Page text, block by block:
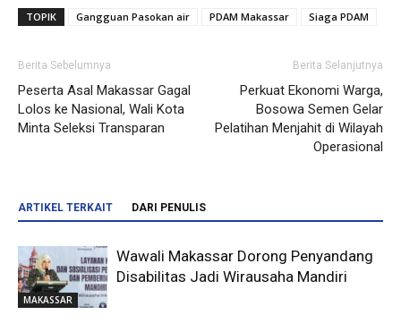
TOPIK Gangguan Pasokan air PDAM Makassar Siaga PDAM
Berita Sebelumnya
Peserta Asal Makassar Gagal
Lolos ke Nasional, Wali Kota
Minta Seleksi Transparan
Berita Selanjutnya
Perkuat Ekonomi Warga,
Bosowa Semen Gelar
Pelatihan Menjahit di Wilayah
Operasional
ARTIKEL TERKAIT DARI PENULIS
MAKASSAR
Wawali Makassar Dorong Penyandang
Disabilitas Jadi Wirausaha Mandiri